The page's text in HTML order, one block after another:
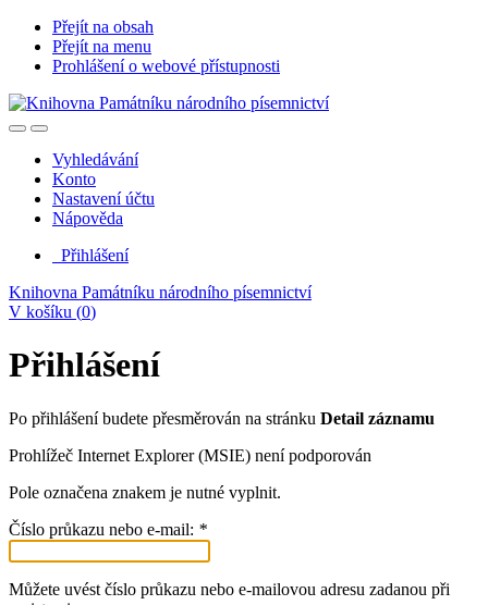
Přejít na obsah
Přejít na menu
Prohlášení o webové přístupnosti
Vyhledávání
Konto
Nastavení účtu
Nápověda
Přihlášení
Knihovna Památníku národního písemnictví
V košíku (0)
Přihlášení
Po přihlášení budete přesměrován na stránku Detail záznamu
Prohlížeč Internet Explorer (MSIE) není podporován
Pole označena znakem je nutné vyplnit.
Číslo průkazu nebo e-mail: *
Můžete uvést číslo průkazu nebo e-mailovou adresu zadanou při